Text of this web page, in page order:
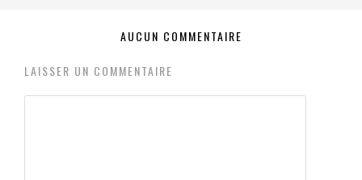
AUCUN COMMENTAIRE
LAISSER UN COMMENTAIRE